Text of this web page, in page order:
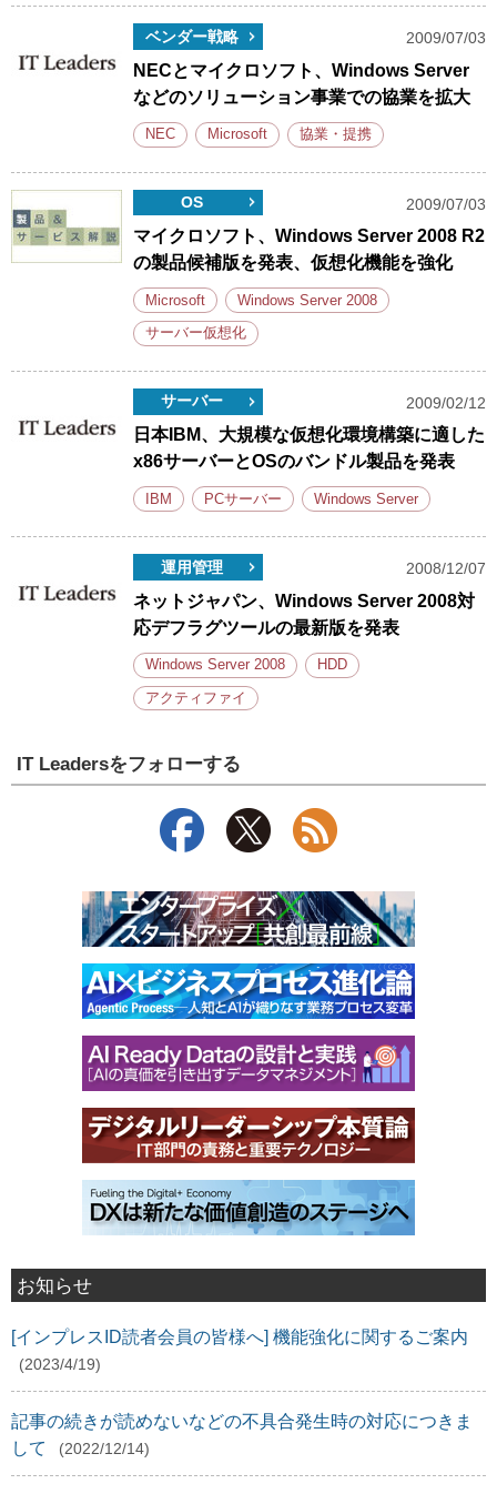
ベンダー戦略 2009/07/03
NECとマイクロソフト、Windows Server
などのソリューション事業での協業を拡大
NEC Microsoft 協業・提携
OS 2009/07/03
マイクロソフト、Windows Server 2008 R2
の製品候補版を発表、仮想化機能を強化
Microsoft Windows Server 2008
サーバー仮想化
サーバー 2009/02/12
日本IBM、大規模な仮想化環境構築に適した
x86サーバーとOSのバンドル製品を発表
IBM PCサーバー Windows Server
運用管理 2008/12/07
ネットジャパン、Windows Server 2008対
応デフラグツールの最新版を発表
Windows Server 2008 HDD
アクティファイ
IT Leadersをフォローする
お知らせ
[インプレスID読者会員の皆様へ] 機能強化に関するご案内
(2023/4/19)
記事の続きが読めないなどの不具合発生時の対応につきま
して
(2022/12/14)